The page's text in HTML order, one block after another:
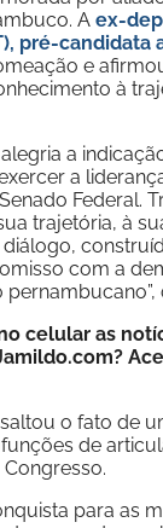
A ex-
pré-candidata
e
à
a
a
Federal.
trajetória, à
com a
celular as
o fato de
de
para as